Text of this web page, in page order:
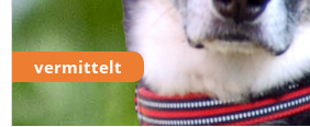
vermittelt